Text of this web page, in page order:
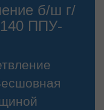
б/ш г/
ППУ-